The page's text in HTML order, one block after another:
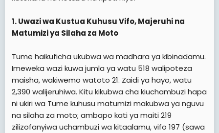
1. Uwazi wa Kustua Kuhusu Vifo, Majeruhi na
Matumizi ya Silaha za Moto
Tume haikuficha ukubwa wa madhara ya kibinadamu.
Imeweka wazi kuwa jumla ya watu 518 walipoteza
maisha, wakiwemo watoto 21. Zaidi ya hayo, watu
2,390 walijeruhiwa. Kitu kikubwa cha kiuchambuzi hapa
ni ukiri wa Tume kuhusu matumizi makubwa ya nguvu
na silaha za moto; ambapo kati ya maiti 219
zilizofanyiwa uchambuzi wa kitaalamu, vifo 197 (sawa